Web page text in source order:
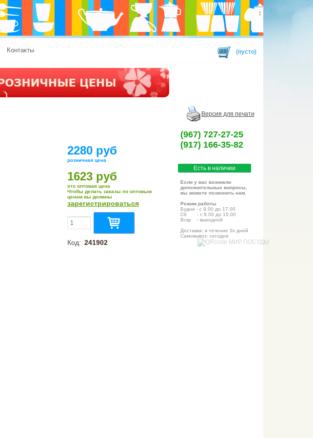
Контакты (пусто)
Версия для печати
(967) 727-27-25
(917) 166-35-82
Есть в наличии
Если у вас возникли
дополнительные вопросы,
вы можете позвонить нам.
Режим работы
Будни - с 9.00 до 17.00
Сб - с 9.00 до 15.00
Вскр - выходной
Доставка: в течение 3х дней
Самовывоз: сегодня
2280 руб
розничная цена
1623 руб
это оптовая цена
Чтобы делать заказы по оптовым
ценам вы должны
зарегистрироваться
Код: 241902